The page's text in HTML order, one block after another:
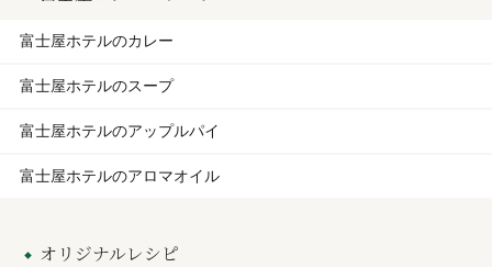
富士屋ホテルのカレー
富士屋ホテルのスープ
富士屋ホテルのアップルパイ
富士屋ホテルのアロマオイル
オリジナルレシピ